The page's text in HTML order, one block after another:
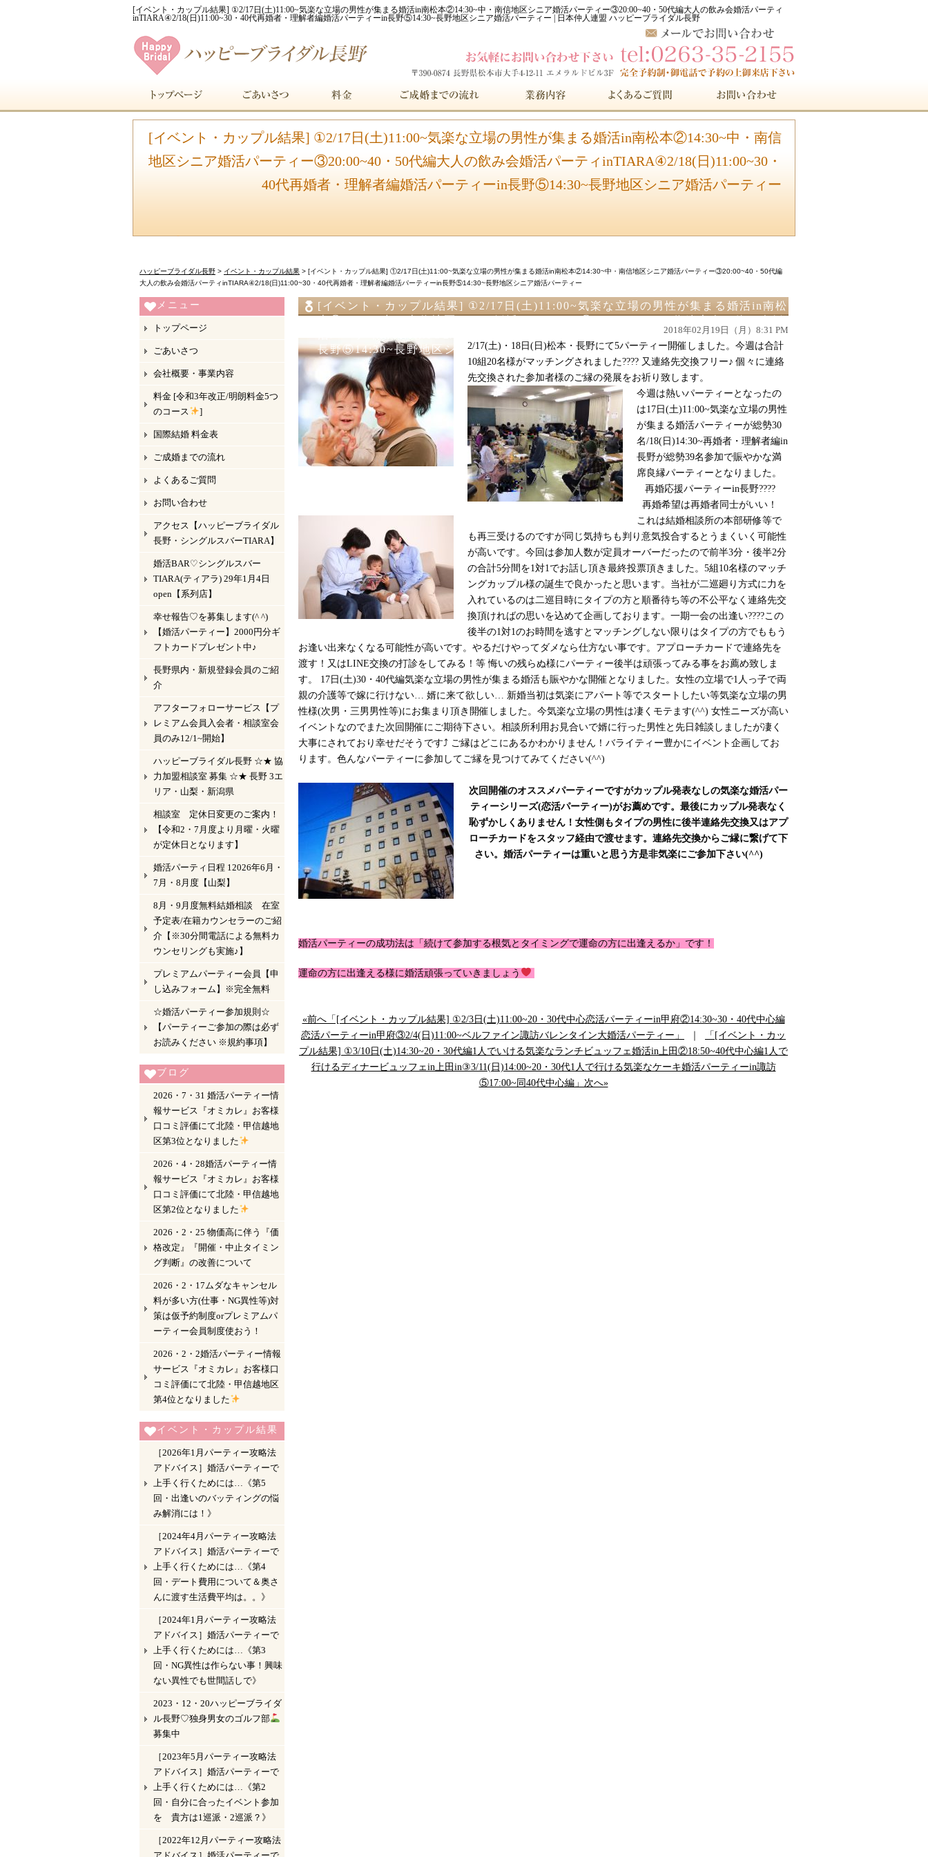
[イベント・カップル結果] ①2/17日(土)11:00~気楽な立場の男性が集まる婚活in南松本②14:30~中・南信地区シニア婚活パーティー③20:00~40・50代編大人の飲み会婚活パーティ
inTIARA④2/18(日)11:00~30・40代再婚者・理解者編婚活パーティーin長野⑤14:30~長野地区シニア婚活パーティー | 日本仲人連盟 ハッピーブライダル長野
[イベント・カップル結果] ①2/17日(土)11:00~気楽な立場の男性が集まる婚活in南松本②14:30~中・南信
地区シニア婚活パーティー③20:00~40・50代編大人の飲み会婚活パーティinTIARA④2/18(日)11:00~30・
40代再婚者・理解者編婚活パーティーin長野⑤14:30~長野地区シニア婚活パーティー
ハッピーブライダル長野 > イベント・カップル結果 > [イベント・カップル結果] ①2/17日(土)11:00~気楽な立場の男性が集まる婚活in南松本②14:30~中・南信地区シニア婚活パーティー③20:00~40・50代編
大人の飲み会婚活パーティinTIARA④2/18(日)11:00~30・40代再婚者・理解者編婚活パーティーin長野⑤14:30~長野地区シニア婚活パーティー
[イベント・カップル結果] ①2/17日(土)11:00~気楽な立場の男性が集まる婚活in南松
活パーティinTIARA④2/18(日)11:00~30・40代再婚者・理解者編婚活パーティーin
長野⑤14:30~長野地区シニア婚活パーティー
2018年02月19日（月）8:31 PM
2/17(土)・18日(日)松本・長野にて5パーティー開催しました。 今週は合計
10組20名様がマッチングされました???? 又連絡先交換フリー♪ 個々に連絡
先交換された参加者様のご縁の発展をお祈り致します。
今週は熱いパーティーとなったの
は17日(土)11:00~気楽な立場の男性
が集まる婚活パーティーが総勢30
名/18(日)14:30~再婚者・理解者編in
長野が総勢39名参加で賑やかな満
席良縁パーティーとなりました。
再婚応援パーティーin長野????
再婚希望は再婚者同士がいい！
これは結婚相談所の本部研修等で
も再三受けるのですが同じ気持ちも判り意気投合するとうまくいく可能性
が高いです。今回は参加人数が定員オーバーだったので前半3分・後半2分
の合計5分間を1対1でお話し頂き最終投票頂きました。5組10名様のマッチ
ングカップル様の誕生で良かったと思います。当社が二巡廻り方式に力を
入れているのは二巡目時にタイプの方と順番待ち等の不公平なく連絡先交
換頂ければの思いを込めて企画しております。一期一会の出逢い????この
後半の1対1のお時間を逃すとマッチングしない限りはタイプの方でももう
お逢い出来なくなる可能性が高いです。やるだけやってダメなら仕方ない事です。アプローチカードで連絡先を
渡す！又はLINE交換の打診をしてみる！等 悔いの残らぬ様にパーティー後半は頑張ってみる事をお薦め致しま
す。 17日(土)30・40代編気楽な立場の男性が集まる婚活も賑やかな開催となりました。女性の立場で1人っ子で両
親の介護等で嫁に行けない… 婿に来て欲しい… 新婚当初は気楽にアパート等でスタートしたい等気楽な立場の男
性様(次男・三男男性等)にお集まり頂き開催しました。今気楽な立場の男性は凄くモテます(^^) 女性ニーズが高い
イベントなのでまた次回開催にご期待下さい。相談所利用お見合いで婿に行った男性と先日雑談しましたが凄く
大事にされており幸せだそうです⤴ ご縁はどこにあるかわかりません！バライティー豊かにイベント企画してお
ります。色んなパーティーに参加してご縁を見つけてみてください(^^)
次回開催のオススメパーティーですがカップル発表なしの気楽な婚活パー
ティーシリーズ(恋活パーティー)がお薦めです。最後にカップル発表なく
恥ずかしくありません！女性側もタイプの男性に後半連絡先交換又はアプ
ローチカードをスタッフ経由で渡せます。連絡先交換からご縁に繋げて下
さい。婚活パーティーは重いと思う方是非気楽にご参加下さい(^^)
婚活パーティーの成功法は「続けて参加する根気とタイミングで運命の方に出逢えるか」です！
運命の方に出逢える様に婚活頑張っていきましょう
«前へ「[イベント・カップル結果] ①2/3日(土)11:00~20・30代中心恋活パーティーin甲府②14:30~30・40代中心編
恋活パーティーin甲府③2/4(日)11:00~ベルファイン諏訪バレンタイン大婚活パーティー」
「[イベント・カッ
プル結果] ①3/10日(土)14:30~20・30代編1人でいける気楽なランチビュッフェ婚活in上田②18:50~40代中心編1人で
行けるディナービュッフェin上田in③3/11(日)14:00~20・30代1人で行ける気楽なケーキ婚活パーティーin諏訪
⑤17:00~同40代中心編」次へ»
メニュー
トップページ
ごあいさつ
会社概要・事業内容
料金 [令和3年改正/明朗料金5つ
のコース
]
国際結婚 料金表
ご成婚までの流れ
よくあるご質問
お問い合わせ
アクセス【ハッピーブライダル
長野・シングルスバーTIARA】
婚活BAR♡シングルスバー
TIARA(ティアラ) 29年1月4日
open【系列店】
幸せ報告♡を募集します(^ ^)
【婚活パーティー】2000円分ギ
フトカードプレゼント中♪
長野県内・新規登録会員のご紹
介
アフターフォローサービス【プ
レミアム会員入会者・相談室会
員のみ12/1~開始】
ハッピーブライダル長野 ☆★ 協
力加盟相談室 募集 ☆★ 長野 3エ
リア・山梨・新潟県
相談室 定休日変更のご案内！
【令和2・7月度より月曜・火曜
が定休日となります】
婚活パーティ日程 12026年6月・
7月・8月度【山梨】
8月・9月度無料結婚相談 在室
予定表/在籍カウンセラーのご紹
介【※30分間電話による無料カ
ウンセリングも実施♪】
プレミアムパーティー会員【申
し込みフォーム】※完全無料
☆婚活パーティー参加規則☆
【パーティーご参加の際は必ず
お読みください ※規約事項】
ブログ
2026・7・31 婚活パーティー情
報サービス『オミカレ』お客様
口コミ評価にて北陸・甲信越地
区第3位となりました
2026・4・28婚活パーティー情
報サービス『オミカレ』お客様
口コミ評価にて北陸・甲信越地
区第2位となりました
2026・2・25 物価高に伴う『価
格改定』『開催・中止タイミン
グ判断』の改善について
2026・2・17ムダなキャンセル
料が多い方(仕事・NG異性等)対
策は仮予約制度orプレミアムパ
ーティー会員制度使おう！
2026・2・2婚活パーティー情報
サービス『オミカレ』お客様口
コミ評価にて北陸・甲信越地区
第4位となりました
イベント・カップル結果
［2026年1月パーティー攻略法
アドバイス］婚活パーティーで
上手く行くためには…《第5
回・出逢いのバッティングの悩
み解消には！》
［2024年4月パーティー攻略法
アドバイス］婚活パーティーで
上手く行くためには…《第4
回・デート費用について＆奥さ
んに渡す生活費平均は。。》
［2024年1月パーティー攻略法
アドバイス］婚活パーティーで
上手く行くためには…《第3
回・NG異性は作らない事！興味
ない異性でも世間話しで》
2023・12・20ハッピーブライダ
ル長野♡独身男女のゴルフ部
募集中
［2023年5月パーティー攻略法
アドバイス］婚活パーティーで
上手く行くためには…《第2
回・自分に合ったイベント参加
を 貴方は1巡派・2巡派？》
［2022年12月パーティー攻略法